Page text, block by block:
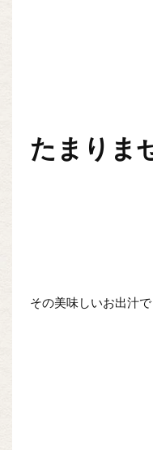
たまりま
その美味しいお出汁で